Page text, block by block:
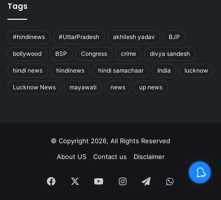
Tags
#hindinews #UttarPradesh akhilesh yadav BJP
bollywood BSP Congress crime divya sandesh
hindi news hindinews hindi samachaar India lucknow
Lucknow News mayawati news up news
© Copyright 2026, All Rights Reserved
About US
Contact us Disclaimer
Facebook YouTubeInstagramTelegramWhatsApp